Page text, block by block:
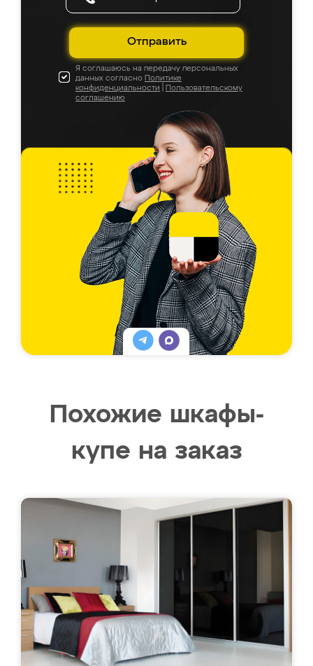
Отправить
Я соглашаюсь на передачу персональных
данных согласно Политике
конфиденциальности
Пользовательскому
соглашению
Похожие шкафы-
купе на заказ